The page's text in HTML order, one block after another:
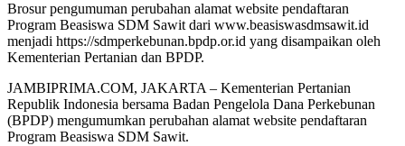
Brosur pengumuman perubahan alamat website pendaftaran
Program Beasiswa SDM Sawit dari www.beasiswasdmsawit.id
menjadi https://sdmperkebunan.bpdp.or.id yang disampaikan oleh
Kementerian Pertanian dan BPDP.
JAMBIPRIMA.COM, JAKARTA – Kementerian Pertanian
Republik Indonesia bersama Badan Pengelola Dana Perkebunan
(BPDP) mengumumkan perubahan alamat website pendaftaran
Program Beasiswa SDM Sawit.